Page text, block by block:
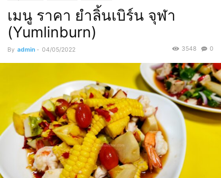
เมนู ราคา ยำลิ้นเบิร์น จุฬา
(Yumlinburn)
By admin - 04/05/2022 0
3548